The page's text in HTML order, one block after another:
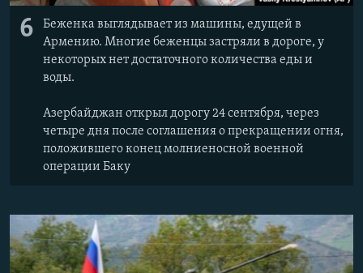
6
Беженка выглядывает из машины, едущей в
Армению. Многие беженцы застряли в дороге, у
некоторых нет достаточного количества еды и
воды.
Азербайджан открыл дорогу 24 сентября, через
четыре дня после соглашения о прекращении огня,
положившего конец молниеносной военной
операции Баку